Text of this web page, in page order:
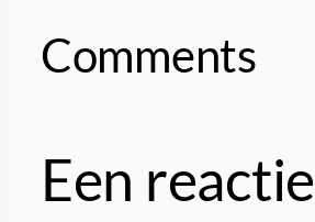
Comments
Een reactie